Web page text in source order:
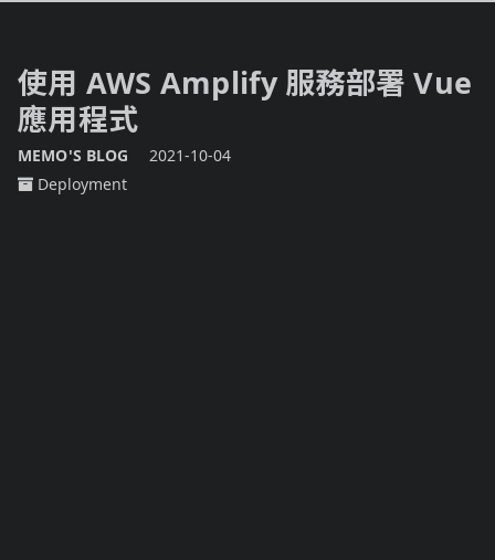
使用 AWS Amplify 服務部署 Vue
應用程式
MEMO'S BLOG
2021-10-04
Deployment